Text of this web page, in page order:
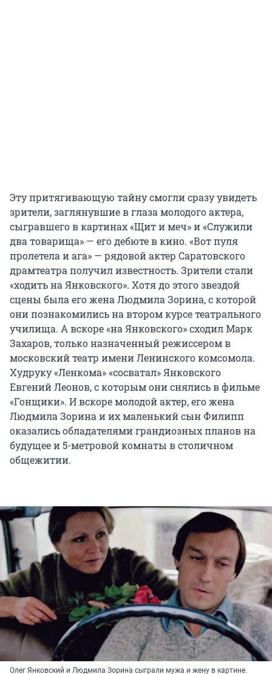
Эту притягивающую тайну смогли сразу увидеть
зрители, заглянувшие в глаза молодого актера,
сыгравшего в картинах «Щит и меч» и «Служили
два товарища» — его дебюте в кино. «Вот пуля
пролетела и ага» — рядовой актер Саратовского
драмтеатра получил известность. Зрители стали
«ходить на Янковского». Хотя до этого звездой
сцены была его жена Людмила Зорина, с которой
они познакомились на втором курсе театрального
училища. А вскоре «на Янковского» сходил Марк
Захаров, только назначенный режиссером в
московский театр имени Ленинского комсомола.
Худруку «Ленкома» «сосватал» Янковского
Евгений Леонов, с которым они снялись в фильме
«Гонщики». И вскоре молодой актер, его жена
Людмила Зорина и их маленький сын Филипп
оказались обладателями грандиозных планов на
будущее и 5-метровой комнаты в столичном
общежитии.
Олег Янковский и Людмила Зорина сыграли мужа и жену в картине.